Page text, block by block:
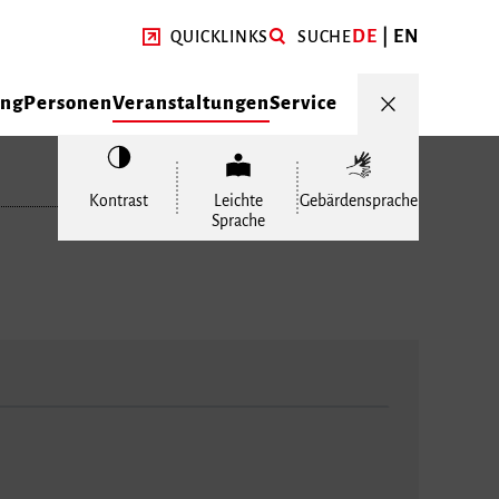
QUICKLINKS SUCHEDE EN
PersonenVeranstaltungenService
Kontrast
Leichte
Sprache
Gebärdensprache